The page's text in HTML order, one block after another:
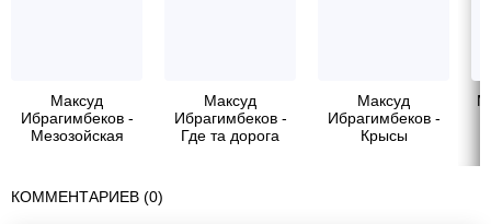
Максуд
Ибрагимбеков -
Мезозойская
Максуд
Ибрагимбеков -
Где та дорога
Максуд
Ибрагимбеков -
Крысы
КОММЕНТАРИЕВ (0)